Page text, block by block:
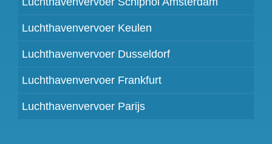
Luchthavenvervoer Keulen
Luchthavenvervoer Dusseldorf
Luchthavenvervoer Frankfurt
Luchthavenvervoer Parijs